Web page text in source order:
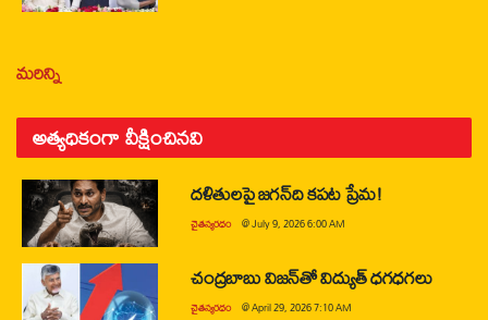
మరిన్ని
అత్యధికంగా వీక్షించినవి
దళితులపై జగన్‌ది కపట ప్రేమ!
చైతన్యరధం @July 9, 2026 6:00 AM
చంద్రబాబు విజన్‌తో విద్యుత్ ధగధగలు
చైతన్యరధం @April 29, 2026 7:10 AM